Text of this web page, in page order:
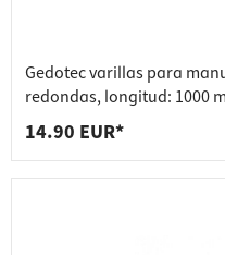
Gedotec varillas para
redondas, longitud: 1000
14.90 EUR*